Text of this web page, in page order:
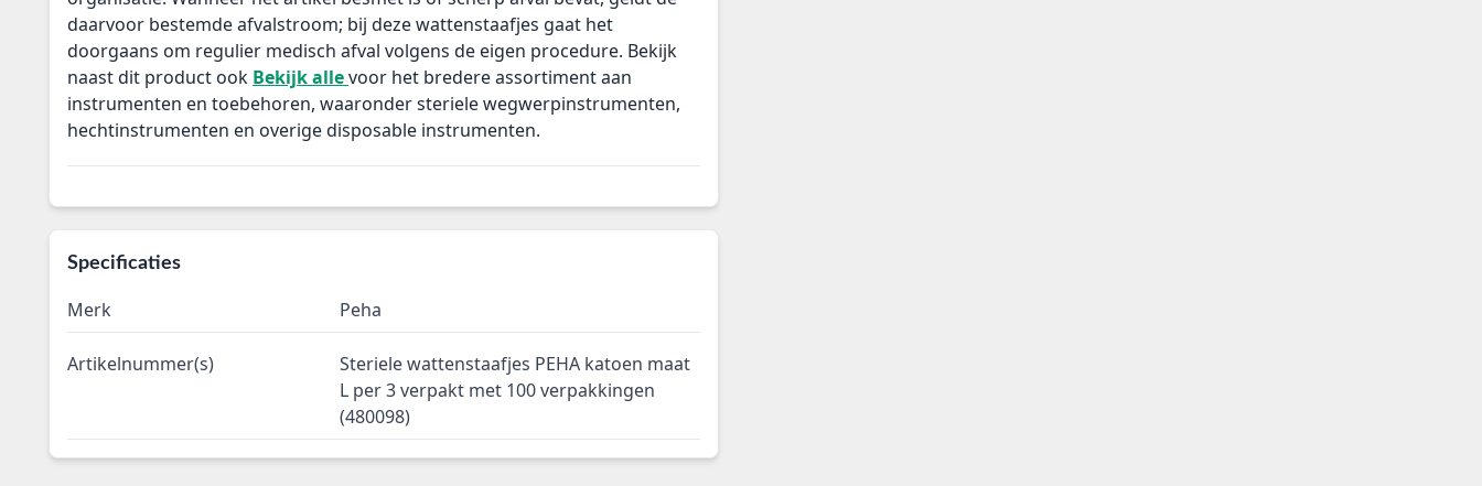
daarvoor bestemde afvalstroom; bij deze wattenstaafjes gaat het
doorgaans om regulier medisch afval volgens de eigen procedure. Bekijk
naast dit product ook Bekijk allevoor het bredere assortiment aan
instrumenten en toebehoren, waaronder steriele wegwerpinstrumenten,
hechtinstrumenten en overige disposable instrumenten.
Specificaties
Merk Peha
Artikelnummer(s)
Steriele wattenstaafjes PEHA katoen maat
L per 3 verpakt met 100 verpakkingen
(480098)